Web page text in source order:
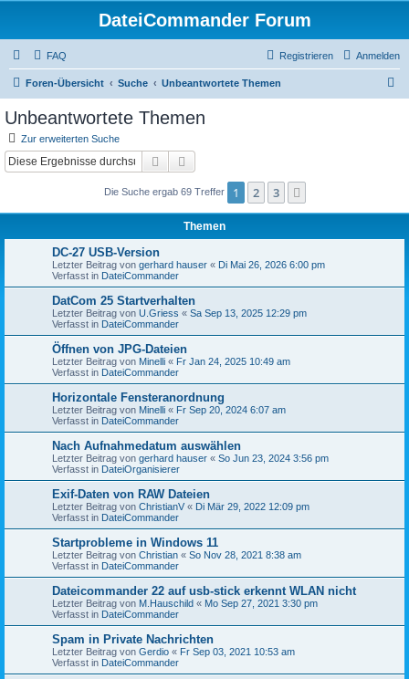
DateiCommander Forum
FAQ Anmelden
Registrieren
Foren-Übersicht Suche Unbeantwortete Themen
Unbeantwortete Themen
Zur erweiterten Suche
Suche
Die Suche ergab 69 Treffer 1 2 3
Themen
DC-27 USB-Version
Letzter Beitrag von gerhard hauser « Di Mai 26, 2026 6:00 pm
Verfasst in DateiCommander
DatCom 25 Startverhalten
Letzter Beitrag von U.Griess « Sa Sep 13, 2025 12:29 pm
Verfasst in DateiCommander
Öffnen von JPG-Dateien
Letzter Beitrag von Minelli « Fr Jan 24, 2025 10:49 am
Verfasst in DateiCommander
Horizontale Fensteranordnung
Letzter Beitrag von Minelli « Fr Sep 20, 2024 6:07 am
Verfasst in DateiCommander
Nach Aufnahmedatum auswählen
Letzter Beitrag von gerhard hauser « So Jun 23, 2024 3:56 pm
Verfasst in DateiOrganisierer
Exif-Daten von RAW Dateien
Letzter Beitrag von ChristianV « Di Mär 29, 2022 12:09 pm
Verfasst in DateiCommander
Startprobleme in Windows 11
Letzter Beitrag von Christian « So Nov 28, 2021 8:38 am
Verfasst in DateiCommander
Dateicommander 22 auf usb-stick erkennt WLAN nicht
Letzter Beitrag von M.Hauschild « Mo Sep 27, 2021 3:30 pm
Verfasst in DateiCommander
Spam in Private Nachrichten
Letzter Beitrag von Gerdio « Fr Sep 03, 2021 10:53 am
Verfasst in DateiCommander